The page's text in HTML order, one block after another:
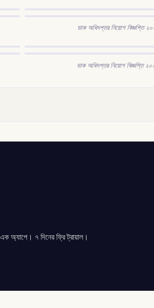
ডাক অধিদপ্তর নিয়োগ বিজ্ঞপ্তি
ডাক অধিদপ্তর নিয়োগ বিজ্ঞপ্তি
অ্যাপে। ৭ দিনের ফ্রি ট্রায়াল।